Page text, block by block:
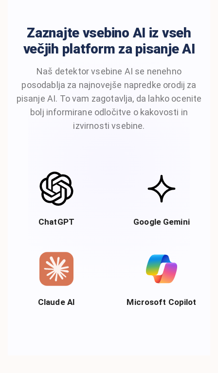
Zaznajte vsebino AI iz vseh
večjih platform za pisanje AI
Naš detektor vsebine AI se nenehno
posodablja za najnovejše napredke orodij za
pisanje AI. To vam zagotavlja, da lahko ocenite
bolj informirane odločitve o kakovosti in
izvirnosti vsebine.
ChatGPT Google Gemini
Claude AI Microsoft Copilot